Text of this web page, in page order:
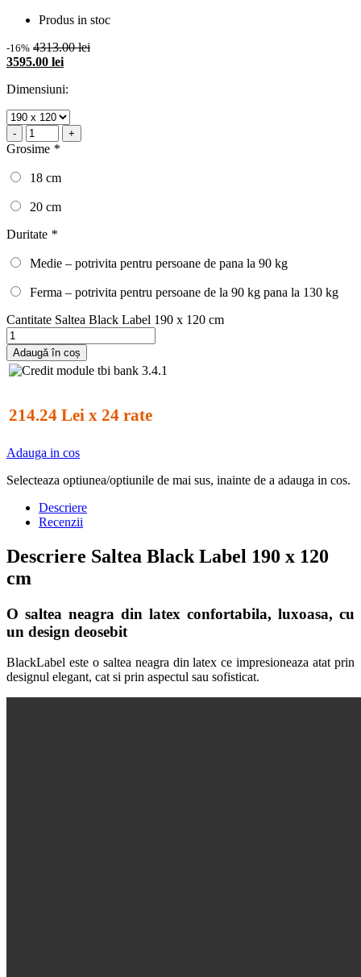
Produs in stoc
-16% 4313.00 lei
3595.00 lei
Dimensiuni:
- +
Grosime *
18 cm
20 cm
Duritate *
Medie – potrivita pentru persoane de pana la 90 kg
Ferma – potrivita pentru persoane de la 90 kg pana la 130 kg
Cantitate Saltea Black Label 190 x 120 cm
Adaugă în coș
214.24 Lei x 24 rate
Adauga in cos
Selecteaza optiunea/optiunile de mai sus, inainte de a adauga in cos.
Descriere
Recenzii
Descriere Saltea Black Label 190 x 120
cm
O saltea neagra din latex confortabila, luxoasa, cu
un design deosebit
BlackLabel este o saltea neagra din latex ce impresioneaza atat prin
designul elegant, cat si prin aspectul sau sofisticat.